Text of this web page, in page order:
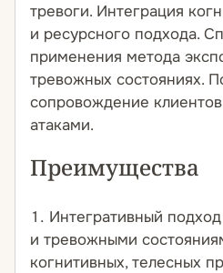
тревоги. Интеграция
и ресурсного подхода.
применения метода
тревожных состояниях.
сопровождение
атаками.
Преимущества
Интегративный
и тревожными
когнитивных, телесных